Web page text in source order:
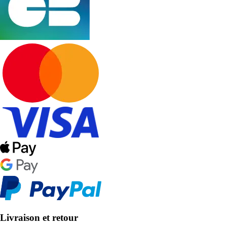
Livraison et retour